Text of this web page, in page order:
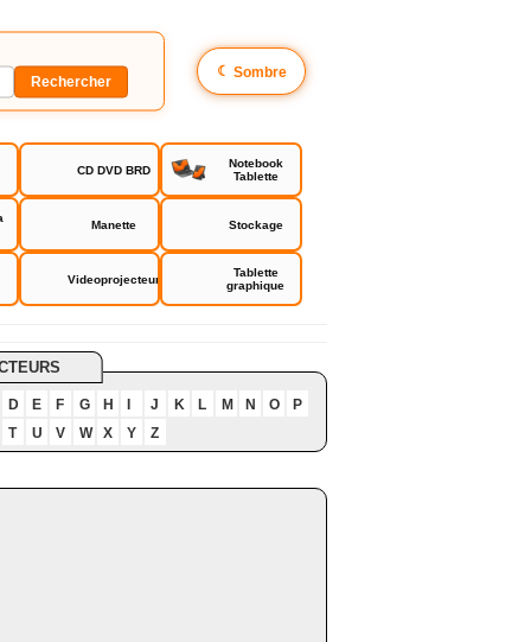
☾ Sombre
CD DVD BRD
Notebook
Tablette
Manette Stockage
Videoprojecteur
Tablette
graphique
D E F G H J K L M N O
P
T
U V W X Y Z